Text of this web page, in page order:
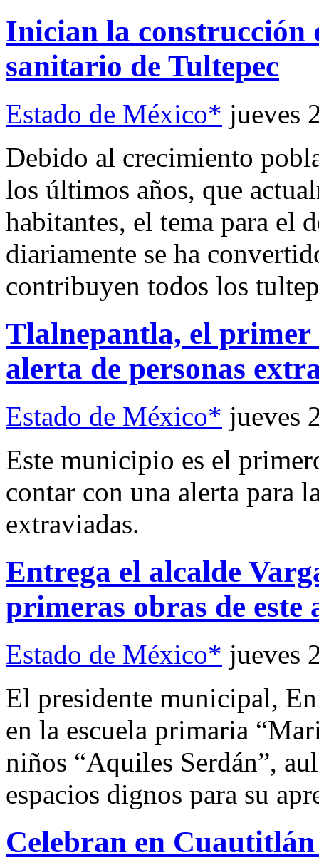
Inician la construcción
sanitario de Tultepec
Estado de México* jueves
Debido al crecimiento
los últimos años, que
habitantes, el tema para el
diariamente se ha
contribuyen todos los
Tlalnepantla, el primer
alerta de personas
Estado de México* jueves
Este municipio es el
contar con una alerta para
extraviadas.
Entrega el alcalde
primeras obras de este
Estado de México* jueves
El presidente municipal,
en la escuela primaria
niños “Aquiles Serdán”,
espacios dignos para su
Celebran en